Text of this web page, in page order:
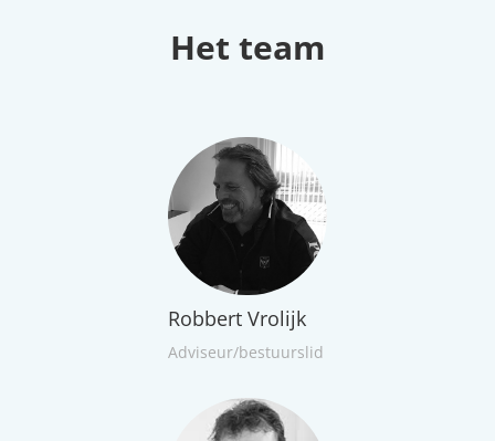
Het team
Robbert Vrolijk
Adviseur/bestuurslid